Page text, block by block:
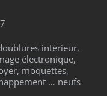
intérieur,
électronique,
moquettes,
… neufs